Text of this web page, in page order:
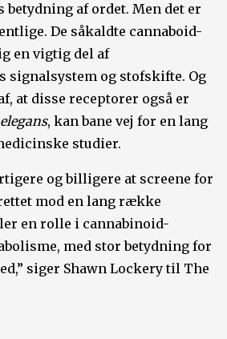
betydning af ordet. Men det er
De såkaldte cannaboid-
en vigtig del af
signalsystem og stofskifte. Og
at disse receptorer også er
, kan bane vej for en lang
studier.
og billigere at screene for
mod en lang række
en rolle i cannabinoid-
med stor betydning for
siger Shawn Lockery til The